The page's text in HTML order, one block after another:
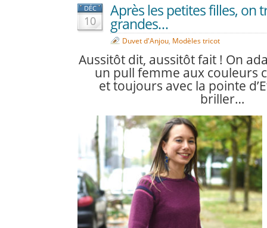
DÉC
10
Après les petites filles, on
grandes…
Duvet d'Anjou, Modèles tricot
Aussitôt dit, aussitôt fait ! On
un pull femme aux couleurs
et toujours avec la pointe
briller…